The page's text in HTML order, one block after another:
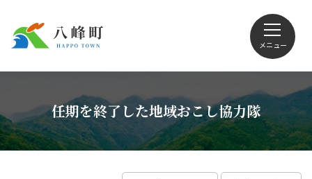
メニュー
Foreign language
任期を終了した地域おこし協力隊